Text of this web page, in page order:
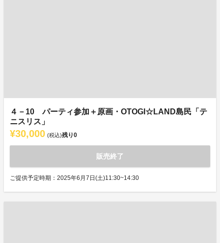
４－10 パーティ参加＋原画・OTOGI☆LAND島民「テ
ニスリス」
¥30,000 (税込)残り0
販売終了
ご提供予定時期：2025年6月7日(土)11:30~14:30